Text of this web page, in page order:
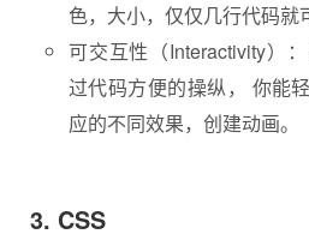
色，大小，仅仅几行代码就
可交互性（Interactivity）
过代码方便的操纵， 你能
应的不同效果，创建动画。
3. CSS